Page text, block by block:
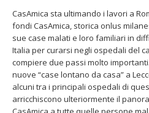
CasAmica sta ultimando i lavori a
fondi CasAmica, storica onlus
sue case malati e loro familiari in
Italia per curarsi negli ospedali del
compiere due passi molto
nuove “case lontano da casa” a
alcuni tra i principali ospedali di
arricchiscono ulteriormente il